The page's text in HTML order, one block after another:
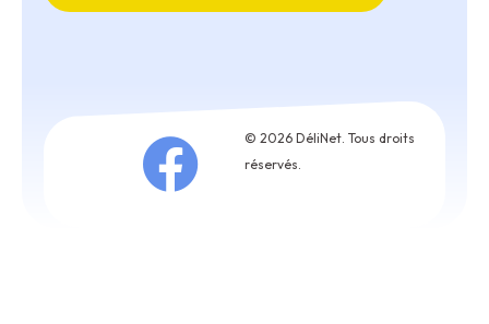
soumission
© 2026 DéliNet. Tous droits
réservés.